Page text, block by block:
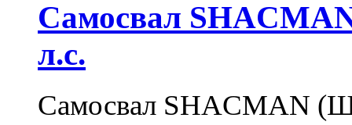
Самосвал
л.с.
Самосвал SНACMAN